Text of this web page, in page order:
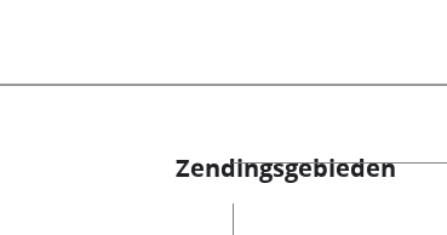
Zendingsgebieden